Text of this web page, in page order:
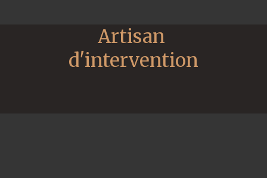
Artisan
d'intervention